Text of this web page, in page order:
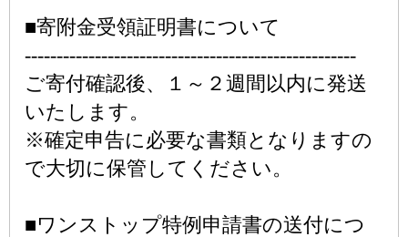
■寄附金受領証明書について
----------------------------------------------------
ご寄付確認後、１～２週間以内に発送
いたします。
※確定申告に必要な書類となりますの
で大切に保管してください。
■ワンストップ特例申請書の送付につ